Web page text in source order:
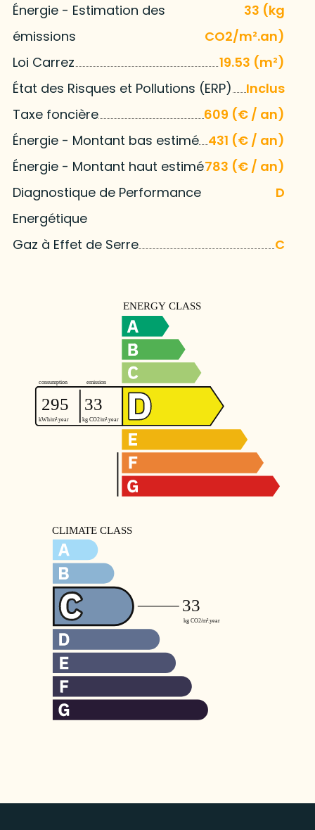
Énergie - Estimation des
émissions
33 (kg
CO2/m².an)
Loi Carrez
19.53 (m²)
État des Risques et Pollutions (ERP)
Inclus
Taxe foncière
609 (€ / an)
Énergie - Montant bas estimé 431 (€ / an)
Énergie - Montant haut estimé783 (€ / an)
Diagnostique de Performance
Energétique
D
Gaz à Effet de Serre C